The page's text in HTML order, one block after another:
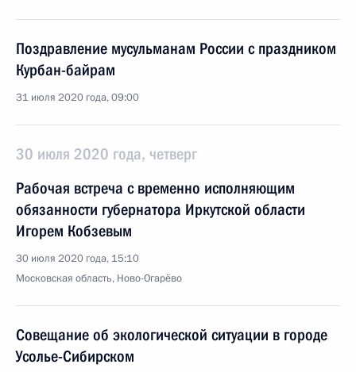
Поздравление мусульманам России с праздником
Курбан-байрам
31 июля 2020 года, 09:00
30 июля 2020 года, четверг
Рабочая встреча с временно исполняющим
обязанности губернатора Иркутской области
Игорем Кобзевым
30 июля 2020 года, 15:10
Московская область, Ново-Огарёво
Совещание об экологической ситуации в городе
Усолье-Сибирском